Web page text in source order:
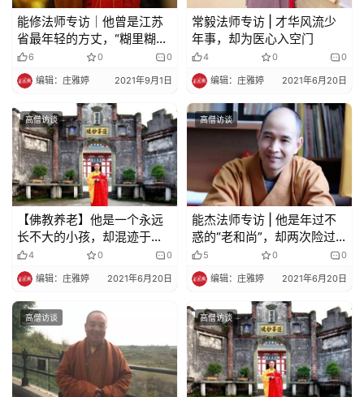
能修法师专访｜他曾是江苏
省最年轻的方丈，“糊里糊
涂”出家，却毅然扛起了中日
佛系交流的大旗……
6 0 0
编辑：庄雅婷 2021年9月1日
常毅法师专访 | 才华风流少
年事，却为医心入空门
4 0 0
编辑：庄雅婷 2021年6月20日
高僧访谈
【佛教养老】他是一个永远
长不大的小孩，却混迹于老
人圈，成为老人家最爱的养
老和尚
4 0 0
编辑：庄雅婷 2021年6月20日
高僧访谈
能杰法师专访 | 他是年过不
惑的“老和尚”，却两次险过
鬼门关，看破生死轮回……
5 0 0
编辑：庄雅婷 2021年6月20日
高僧访谈 高僧访谈